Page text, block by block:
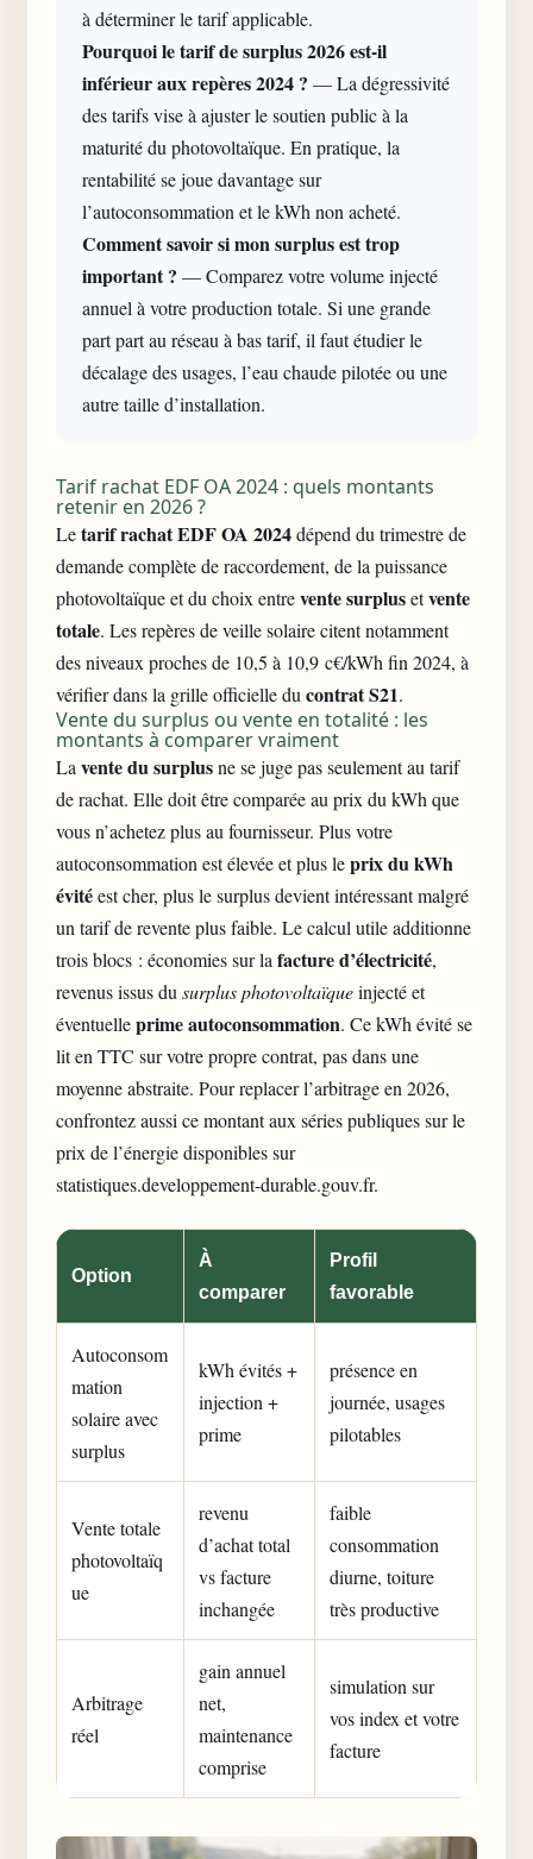
à déterminer le tarif applicable.
Pourquoi le tarif de surplus 2026 est-il
inférieur aux repères 2024 ? — La dégressivité
des tarifs vise à ajuster le soutien public à la
maturité du photovoltaïque. En pratique, la
rentabilité se joue davantage sur
l’autoconsommation et le kWh non acheté.
Comment savoir si mon surplus est trop
important ? — Comparez votre volume injecté
annuel à votre production totale. Si une grande
part part au réseau à bas tarif, il faut étudier le
décalage des usages, l’eau chaude pilotée ou une
autre taille d’installation.
Tarif rachat EDF OA 2024 : quels montants
retenir en 2026 ?
Letarif rachat EDF OA 2024dépend du trimestre de
demande complète de raccordement, de la puissance
photovoltaïque et du choix entrevente surplusetvente
totale. Les repères de veille solaire citent notamment
des niveaux proches de 10,5 à 10,9 c€/kWh fin 2024, à
vérifier dans la grille officielle du contrat S21.
Vente du surplus ou vente en totalité : les
montants à comparer vraiment
La vente du surplusne se juge pas seulement au tarif
de rachat. Elle doit être comparée au prix du kWh que
vous n’achetez plus au fournisseur. Plus votre
autoconsommation est élevée et plus leprix du kWh
évitéest cher, plus le surplus devient intéressant malgré
un tarif de revente plus faible. Le calcul utile additionne
trois blocs : économies sur la facture d’électricité,
revenus issus du surplus photovoltaïqueinjecté et
éventuelleprime autoconsommation. Ce kWh évité se
lit en TTC sur votre propre contrat, pas dans une
moyenne abstraite. Pour replacer l’arbitrage en 2026,
confrontez aussi ce montant aux séries publiques sur le
prix de l’énergie disponibles sur
statistiques.developpement-durable.gouv.fr.
Option
À
comparer
Profil
favorable
Autoconsom
mation
solaire avec
surplus
kWh évités +
injection +
prime
présence en
journée, usages
pilotables
Vente totale
photovoltaïq
ue
revenu
d’achat total
vs facture
inchangée
faible
consommation
diurne, toiture
très productive
Arbitrage
réel
gain annuel
net,
maintenance
comprise
simulation sur
vos index et votre
facture